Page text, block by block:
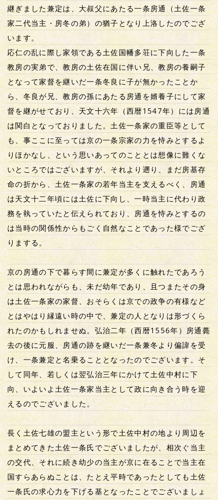
継ぎました兼定は、大叔父にあたる一条房通（土佐一条
家二代当主・房冬の弟）の猶子となり上洛したのでござ
います。
応仁の乱に際し家領である土佐国幡多荘に下向した一条
教房の実弟で、教房の土佐在国に伴い兄、教房の養嗣子
となって家督を継いだ一条冬良に子が無かったことか
ら、冬良が兄、教房の孫にあたる房通を婿養子にして家
督を継がせており、天文十六年（西暦1547年）には房通
は関白となっておりました。土佐一条家の重臣等として
も、事ここに至っては京の一条宗家の力を恃みとするよ
りほかなし、という思いあってのこととは想像に難くな
いところではございますが、それより遡り、まだ房基存
命の折から、土佐一条家の若年当主を支えるべく、房通
は天文十二年頃には土佐に下向し、一時当主に代わり政
務を執っていたと伝えられており、房通を恃みとするの
は当時の関係性からもごく自然なことであった様でござ
りまする。
京の房通の下で暮らす間に兼定が多くに触れたであろう
とは思われながらも、未だ幼年であり、且つまたその身
は土佐一条家の家督、おそらくは京での政争の有様など
とはやはり縁遠い時の中で、兼定の人となりは形づくら
れたのかもしれませぬ。弘治二年（西暦1556年）房通薨
去の後に元服、房通の跡を継いだ一条兼冬より偏諱を受
け、一条兼定と名乗ることとなったのでございます。そ
して同年、若しくは翌弘治三年にかけて土佐中村に下
向、いよいよ土佐一条家当主として政に向き合う時を迎
えるのでございました。
長く土佐七雄の盟主という形で土佐中村の地より周辺を
まとめてきた土佐一条氏でございましたが、相次ぐ当主
の交代、それに続き幼少の当主が京に在ることで当主在
国すらあらぬことは、たとえ平時であったとしても土佐
一条氏の求心力を下げる基となったことでございましょ